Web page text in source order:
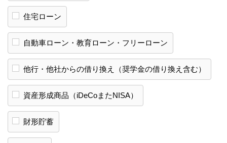
住宅ローン
自動車ローン・教育ローン・フリーローン
他行・他社からの借り換え（奨学金の借り換え含む）
資産形成商品（iDeCoまたNISA）
財形貯蓄